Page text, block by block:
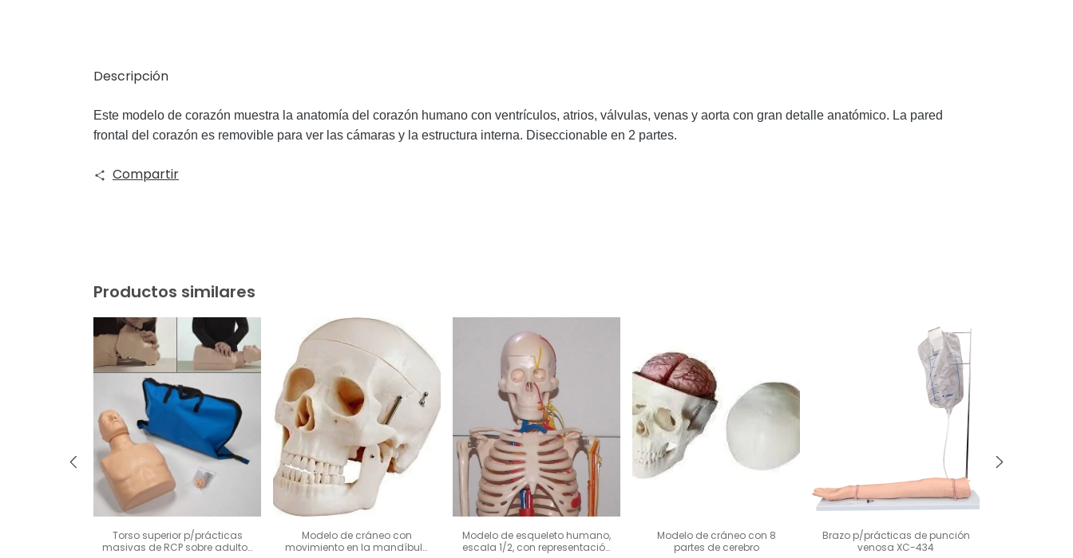
Descripción
Este modelo de corazón muestra la anatomía del corazón humano con ventrículos, atrios, válvulas, venas y aorta con gran detalle anatómico. La pared
frontal del corazón es removible para ver las cámaras y la estructura interna. Diseccionable en 2 partes.
Compartir
Productos similares
Torso superior p/prácticas
masivas de RCP sobre adultos
Modelo de cráneo con
movimiento en la mandíbula
Modelo de esqueleto humano,
escala 1/2, con representación
Modelo de cráneo con 8
partes de cerebro
Brazo p/prácticas de punción
venosa XC-434